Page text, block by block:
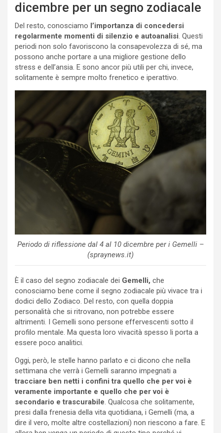
dicembre per un segno zodiacale
Del resto, conosciamo l’importanza di concedersi
regolarmente momenti di silenzio e autoanalisi. Questi
periodi non solo favoriscono la consapevolezza di sé, ma
possono anche portare a una migliore gestione dello
stress e dell’ansia. E sono ancor più utili per chi, invece,
solitamente è sempre molto frenetico e iperattivo.
Periodo di riflessione dal 4 al 10 dicembre per i Gemelli –
(spraynews.it)
È il caso del segno zodiacale dei Gemelli, che
conosciamo bene come il segno zodiacale più vivace tra i
dodici dello Zodiaco. Del resto, con quella doppia
personalità che si ritrovano, non potrebbe essere
altrimenti. I Gemelli sono persone effervescenti sotto il
profilo mentale. Ma questa loro vivacità spesso li porta a
essere poco analitici.
Oggi, però, le stelle hanno parlato e ci dicono che nella
settimana che verrà i Gemelli saranno impegnati a
tracciare ben netti i confini tra quello che per voi è
veramente importante e quello che per voi è
secondario e trascurabile. Qualcosa che solitamente,
presi dalla frenesia della vita quotidiana, i Gemelli (ma, a
dire il vero, molte altre costellazioni) non riescono a fare. E